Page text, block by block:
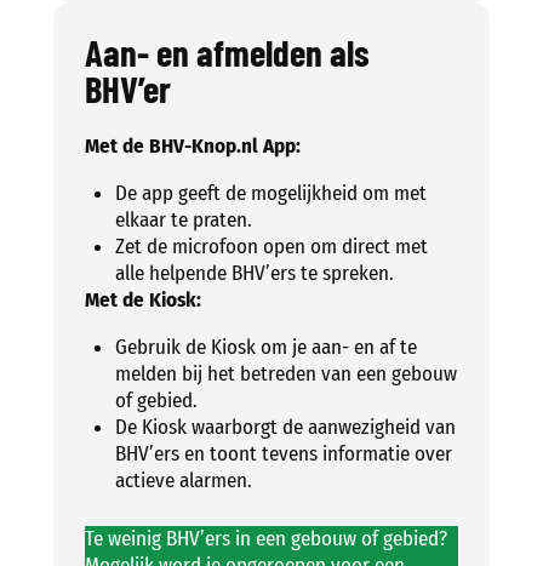
Aan- en afmelden als
BHV’er
Met de BHV-Knop.nl App:
De app geeft de mogelijkheid om met
elkaar te praten.
Zet de microfoon open om direct met
alle helpende BHV’ers te spreken.
Met de Kiosk:
Gebruik de Kiosk om je aan- en af te
melden bij het betreden van een gebouw
of gebied.
De Kiosk waarborgt de aanwezigheid van
BHV’ers en toont tevens informatie over
actieve alarmen.
Te weinig BHV’ers in een gebouw of gebied?